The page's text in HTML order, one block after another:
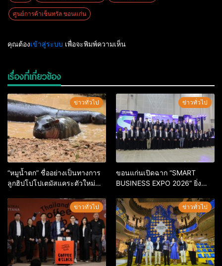
ศูนย์การค้าเซ็นทรัล ขอนแก่น
คุณต้องเข้าสู่ระบบ เพื่อจะพิมพ์ความเห็น
เรื่องที่เกี่ยวข้อง
ข่าวทั่วไป
“หมูน้ำตก” ชื่ออย่างเป็นทางการ
ลูกฮิปโปโปเตมัสแคระตัวใหม่
กิจกรรมร่วมโหวตชนะกว่า
10,000 คะแนน
ข่าวทั่วไป
ขอนแก่นเปิดฉาก “SMART
BUSINESS EXPO 2026” ยิ่ง
ระดับเศรษฐกิจดิจิทัลอีสาน
ข่าวทั่วไป ข่าวทั่วไป